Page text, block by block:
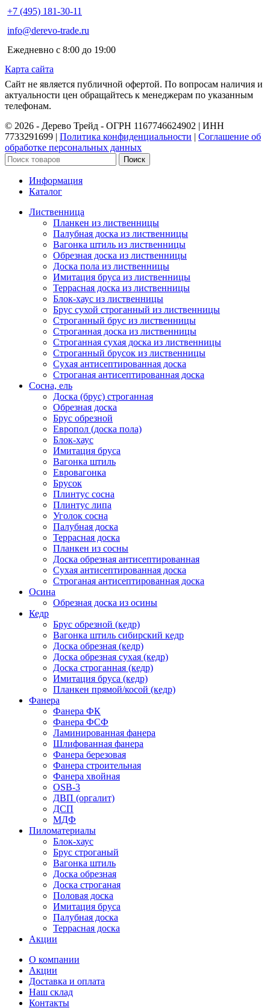
+7 (495) 181-30-11
info@derevo-trade.ru
Ежедневно с 8:00 до 19:00
Карта сайта
Сайт не является публичной офертой. По вопросам наличия и
актуальности цен обращайтесь к менеджерам по указанным
телефонам.
©️ 2026 - Дерево Трейд - ОГРН 1167746624902 | ИНН
7733291699 | Политика конфиденциальности | Соглашение об
обработке персональных данных
Поиск
Информация
Каталог
Лиственница
Планкен из лиственницы
Палубная доска из лиственницы
Вагонка штиль из лиственницы
Обрезная доска из лиственницы
Доска пола из лиственницы
Имитация бруса из лиственницы
Террасная доска из лиственницы
Блок-хаус из лиственницы
Брус сухой строганный из лиственницы
Строганный брус из лиственницы
Строганная доска из лиственницы
Строганная сухая доска из лиственницы
Строганный брусок из лиственницы
Сухая антисептированная доска
Строганая антисептированная доска
Сосна, ель
Доска (брус) строганная
Обрезная доска
Брус обрезной
Европол (доска пола)
Блок-хаус
Имитация бруса
Вагонка штиль
Евровагонка
Брусок
Плинтус сосна
Плинтус липа
Уголок сосна
Палубная доска
Террасная доска
Планкен из сосны
Доска обрезная антисептированная
Сухая антисептированная доска
Строганая антисептированная доска
Осина
Обрезная доска из осины
Кедр
Брус обрезной (кедр)
Вагонка штиль сибирский кедр
Доска обрезная (кедр)
Доска обрезная сухая (кедр)
Доска строганная (кедр)
Имитация бруса (кедр)
Планкен прямой/косой (кедр)
Фанера
Фанера ФК
Фанера ФСФ
Ламинированная фанера
Шлифованная фанера
Фанера березовая
Фанера строительная
Фанера хвойная
OSB-3
ДВП (оргалит)
ДСП
МДФ
Пиломатериалы
Блок-хаус
Брус строганый
Вагонка штиль
Доска обрезная
Доска строганая
Половая доска
Имитация бруса
Палубная доска
Террасная доска
Акции
О компании
Акции
Доставка и оплата
Наш склад
Контакты